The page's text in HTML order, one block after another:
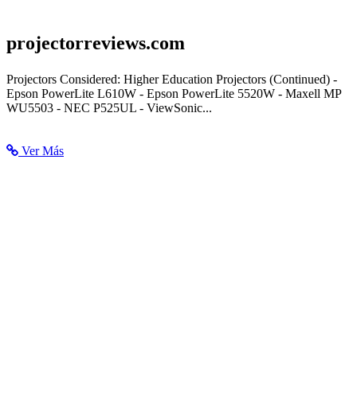
projectorreviews.com
Classroom Projector Report: Best Education Projectors...
Projectors Considered: Higher Education Projectors (Continued) -
Epson PowerLite L610W - Epson PowerLite 5520W - Maxell MP
WU5503 - NEC P525UL - ViewSonic...
Ver Más